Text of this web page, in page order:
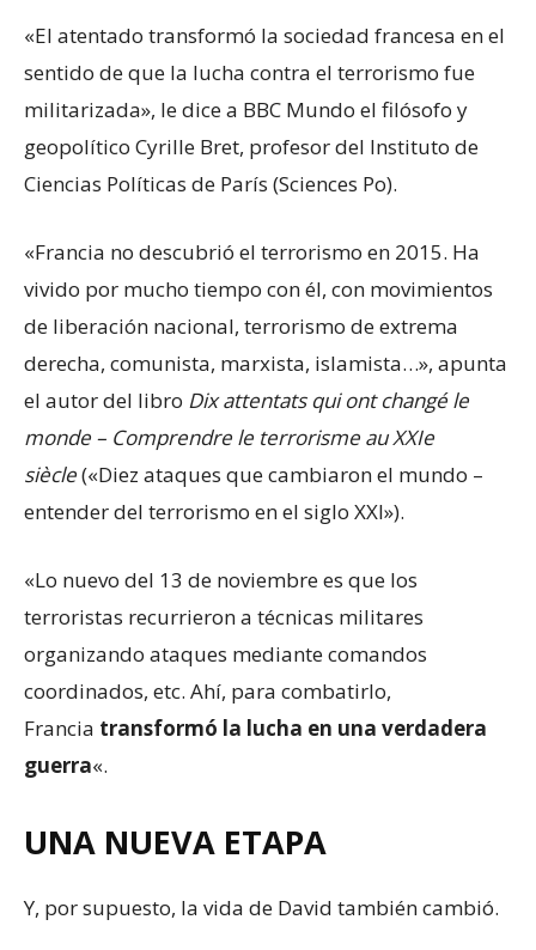
«El atentado transformó la sociedad francesa en el
sentido de que la lucha contra el terrorismo fue
militarizada», le dice a BBC Mundo el filósofo y
geopolítico Cyrille Bret, profesor del Instituto de
Ciencias Políticas de París (Sciences Po).
«Francia no descubrió el terrorismo en 2015. Ha
vivido por mucho tiempo con él, con movimientos
de liberación nacional, terrorismo de extrema
derecha, comunista, marxista, islamista…», apunta
el autor del libro Dix attentats qui ont changé le
monde – Comprendre le terrorisme au XXIe
siècle(«Diez ataques que cambiaron el mundo –
entender del terrorismo en el siglo XXI»).
«Lo nuevo del 13 de noviembre es que los
terroristas recurrieron a técnicas militares
organizando ataques mediante comandos
coordinados, etc. Ahí, para combatirlo,
Francia transformó la lucha en una verdadera
guerra«.
UNA NUEVA ETAPA
Y, por supuesto, la vida de David también cambió.